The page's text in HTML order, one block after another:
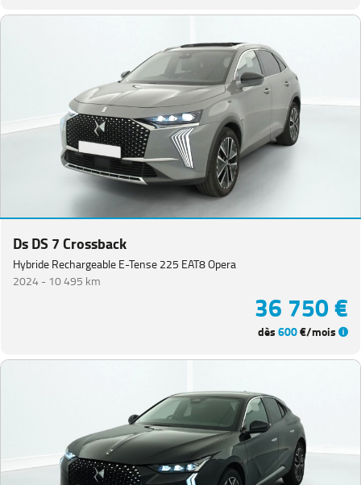
Ds DS 7 Crossback
Hybride Rechargeable E-Tense 225 EAT8 Opera
2024 - 10 495 km
36 750 €
dès600€/mois